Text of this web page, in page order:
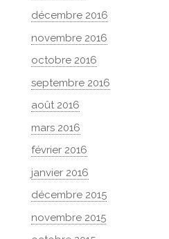
décembre 2016
novembre 2016
octobre 2016
septembre 2016
août 2016
mars 2016
février 2016
janvier 2016
décembre 2015
novembre 2015